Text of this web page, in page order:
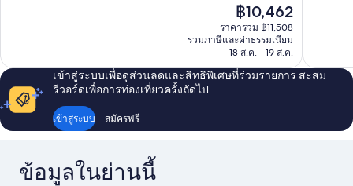
915
รีวิว
ราคา
ปัจจุบัน
คือ
฿10,462
฿10,462
ราคารวม ฿11,508
รวมภาษีและค่าธรรมเนียม
18 ส.ค. - 19 ส.ค.
รีวิว
เข้าสู่ระบบเพื่อดูส่วนลดและสิทธิพิเศษที่ร่วมรายการ สะสม
รีวอร์ดเพื่อการท่องเที่ยวครั้งถัดไป
เข้าสู่ระบบ สมัครฟรี
ข้อมูลในย่านนี้